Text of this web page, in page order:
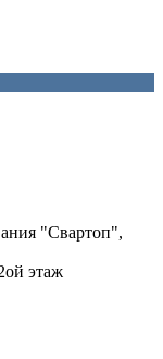
"Свартоп",
этаж